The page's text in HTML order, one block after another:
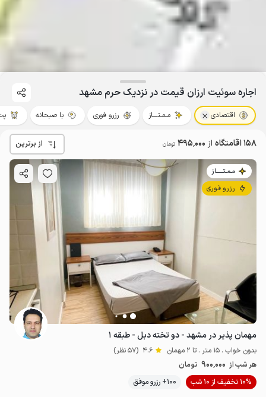
اجاره سوئیت ارزان قیمت در نزدیک حرم مشهد
اقتصادی مـمـتــــاز رزرو فوری با صبحانه
158 اقامتگاه از 495٬000 تومان از برترین
مـمـتــــــاز
رزرو فوری
مهمان پذیر در مشهد - دو تخته دبل - طبقه ۱
بدون خواب . 15 متر . تا 2 مهمان 4.6 (57 نظر)
هر شب از 900٬000 تومان
10% تخفیف از 10 شب
100+ رزرو موفق